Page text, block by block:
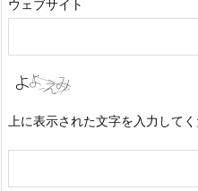
ウェブサイト
上に表示された文字を入力してく